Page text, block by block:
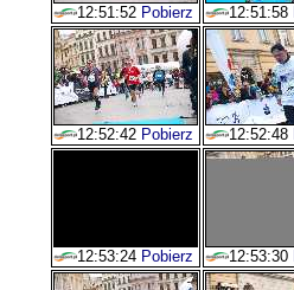
12:51:52 Pobierz 12:51:58
12:52:42 Pobierz 12:52:48
12:53:24 Pobierz 12:53:30